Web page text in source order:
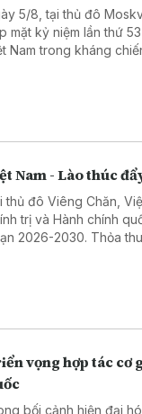
5/8, tại thủ đô
mặt kỷ niệm lần thứ
Nam trong kháng
Nam - Lào thúc
thủ đô Viêng Chăn,
trị và Hành chính
2026-2030. Thỏa
vọng hợp tác cơ
bối cảnh hiện đại